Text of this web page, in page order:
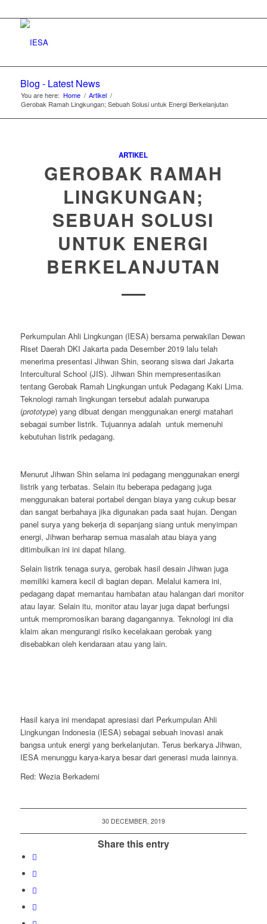
Blog - Latest News
You are here: Home / Artikel /
Gerobak Ramah Lingkungan; Sebuah Solusi untuk Energi Berkelanjutan
ARTIKEL
GEROBAK RAMAH
LINGKUNGAN;
SEBUAH SOLUSI
UNTUK ENERGI
BERKELANJUTAN
Perkumpulan Ahli Lingkungan (IESA) bersama perwakilan Dewan
Riset Daerah DKI Jakarta pada Desember 2019 lalu telah
menerima presentasi Jihwan Shin, seorang siswa dari Jakarta
Intercultural School (JIS). Jihwan Shin mempresentasikan
tentang Gerobak Ramah Lingkungan untuk Pedagang Kaki Lima.
Teknologi ramah lingkungan tersebut adalah purwarupa
(prototype) yang dibuat dengan menggunakan energi matahari
sebagai sumber listrik. Tujuannya adalah untuk memenuhi
kebutuhan listrik pedagang.
Menurut Jihwan Shin selama ini pedagang menggunakan energi
listrik yang terbatas. Selain itu beberapa pedagang juga
menggunakan baterai portabel dengan biaya yang cukup besar
dan sangat berbahaya jika digunakan pada saat hujan. Dengan
panel surya yang bekerja di sepanjang siang untuk menyimpan
energi, Jihwan berharap semua masalah atau biaya yang
ditimbulkan ini ini dapat hilang.
Selain listrik tenaga surya, gerobak hasil desain Jihwan juga
memiliki kamera kecil di bagian depan. Melalui kamera ini,
pedagang dapat memantau hambatan atau halangan dari monitor
atau layar. Selain itu, monitor atau layar juga dapat berfungsi
untuk mempromosikan barang dagangannya. Teknologi ini dia
klaim akan mengurangi risiko kecelakaan gerobak yang
disebabkan oleh kendaraan atau yang lain.
Hasil karya ini mendapat apresiasi dari Perkumpulan Ahli
Lingkungan Indonesia (IESA) sebagai sebuah inovasi anak
bangsa untuk energi yang berkelanjutan. Terus berkarya Jihwan,
IESA menunggu karya-karya besar dari generasi muda lainnya.
Red: Wezia Berkademi
30 DECEMBER, 2019
Share this entry